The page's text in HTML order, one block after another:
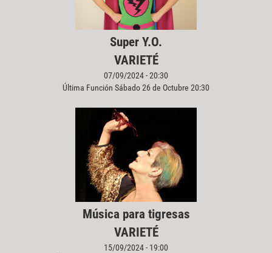
Super Y.O.
VARIETÉ
07/09/2024 - 20:30
Última Función Sábado 26 de Octubre 20:30
Música para tigresas
VARIETÉ
15/09/2024 - 19:00